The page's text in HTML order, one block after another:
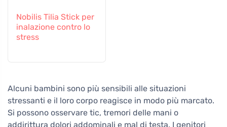
Nobilis Tilia Stick per
inalazione contro lo
stress
Alcuni bambini sono più sensibili alle situazioni
stressanti e il loro corpo reagisce in modo più marcato.
Si possono osservare tic, tremori delle mani o
addirittura dolori addominali e mal di testa. I genitori